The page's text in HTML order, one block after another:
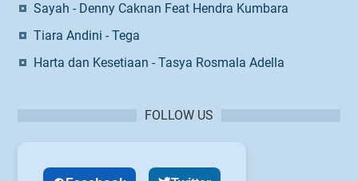
Sayah - Denny Caknan Feat Hendra Kumbara
Tiara Andini - Tega
Harta dan Kesetiaan - Tasya Rosmala Adella
FOLLOW US